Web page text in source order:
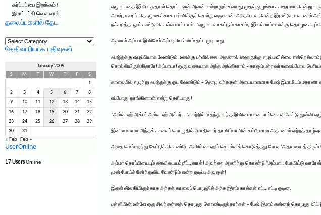
கர்ப்பப்பை இறக்கம் !
இராப்பட்சி வெளவால்
தலைப்புகளில் தேட
தலைப்புகளில்
தேட
தேதிவாரியாக பதிவுகள்
January 2005
S
M W F
S
1
2 3 4 5 6 7 8
9 10 11 12 13 14 15
16 17 18 19 20 21 22
23 24 25 26 27 28 29
30 31
« Feb Feb »
UserOnline
17 UsersOnline
ஏழு வயதை இப்போதுதான் தொட்டவன் அவன் என்றாலும் 5 வயது முதல் ஒழுங்காக மதரஸா சென்று
அஸர், மஃரிப் தொழுகைக்காக பள்ளிக்குச் சென்று வருபவன். அதேபோல சென்ற இரண்டு ரமலானில்
நச்சரித்தாலும் கண்டு கொள்ள மாட்டாள். “ஏழு வயசாகட்டும் காசிம், இப்பல்லாம் உனக்கு தொழுகையும்
ஆனால் அம்மா இனிமேல் அப்படியெல்லாம் தட்ட முடியாது!
ஃபஜ்ருக்கு எழுப்பியாக வேண்டும்! உனக்கு பர்ளில்லை. அதனால் ஸஹருக்கு எழுப்பவில்லை என்றெல்லாம்
சொல்லியிருக்கிறாரே! அப்பாடா! ஒரு வகையாக அந்த அங்கீகாரம் – தானும் மற்றவர்களைப்போல
காலையில் எழுந்து ஃபஜ்ருக்கு ஓட வேண்டும் – தொழ வந்ததன் அடையாளமாக பேஷ் இமாமிடம் மதரஸா
எப்போது தூங்கினான் என்று தெரியாது!
“அல்லாஹ் அக்பர் அல்லாஹ் அக்பர்.. “காற்றில் மிதந்து வந்த இனிமையான பாங்கொலி கேட்டு துள்ளி
இனிமையான அந்தக் காலைப் பொழுதில் மோதினார் தாஸிம்பாயின் கம்பீரமான அதானின் ஏற்றத்
அதை மெய்மறந்து கேட்டுக் கொண்டே ஆலிம் ஸாஹிப் சொல்லிக் கொடுத்தது போல ‘அதானை’த்
அம்மா தொப்பியையும் கைலியையும் நீட்டினாள்! அவற்றை அணிந்து கொண்டு “அம்மா.. போயிட்டு
முன் போய்ச் சேர்ந்துவிட வேண்டும் என்ற துடிப்பு அவனுள்!
இருள் விலகியிருக்காத அந்தக் காலைப் பொழுதில் அந்த இளம் கால்கள் எட்டி எட்டி ஓடின.
பள்ளியின் உள்ளே ஒரு சிலர் சுன்னத் தொழுது கொண்டிருந்தார்கள் – பேஷ் இமாம் சுன்னத் தொழுது